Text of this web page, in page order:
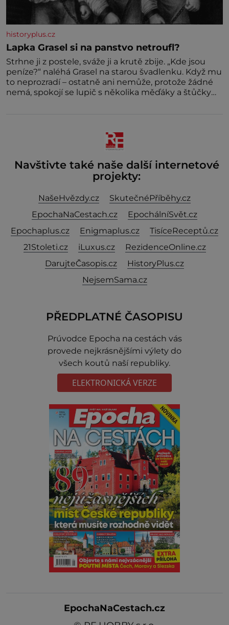
historyplus.cz
Lapka Grasel si na panstvo netroufl?
Strhne ji z postele, sváže ji a krutě zbije. „Kde jsou
peníze?“ naléhá Grasel na starou švadlenku. Když mu
to neprozradí – ostatně ani nemůže, protože žádné
nemá, spokojí se lupič s několika měďáky a štůčky
Navštivte také naše další internetové
projekty:
NašeHvězdy.cz
SkutečnéPříběhy.cz
EpochaNaCestach.cz
EpochálníSvět.cz
Epochaplus.cz
Enigmaplus.cz
TisíceReceptů.cz
21Stoleti.cz
iLuxus.cz
RezidenceOnline.cz
DarujteČasopis.cz
HistoryPlus.cz
NejsemSama.cz
PŘEDPLATNÉ ČASOPISU
Prúvodce Epocha na cestách vás
provede nejkrásnějšími výlety do
všech koutů naší republiky.
ELEKTRONICKÁ VERZE
EpochaNaCestach.cz